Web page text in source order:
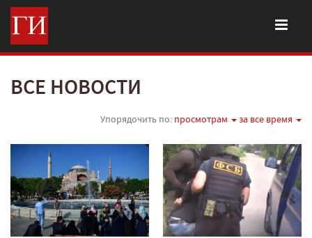
ВСЕ НОВОСТИ
Упорядочить по: просмотрам за все время